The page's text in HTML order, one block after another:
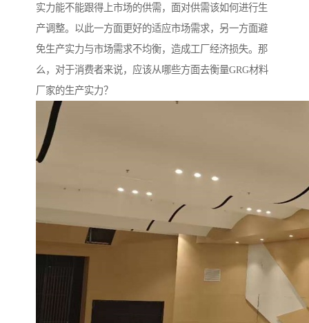
实力能不能跟得上市场的供需，面对供需该如何进行生
产调整。以此一方面更好的适应市场需求，另一方面避
免生产实力与市场需求不均衡，造成工厂经济损失。那
么，对于消费者来说，应该从哪些方面去衡量GRG材料
厂家的生产实力？